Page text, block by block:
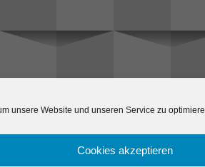
unsere Website und unseren Service zu
Cookies akzeptieren